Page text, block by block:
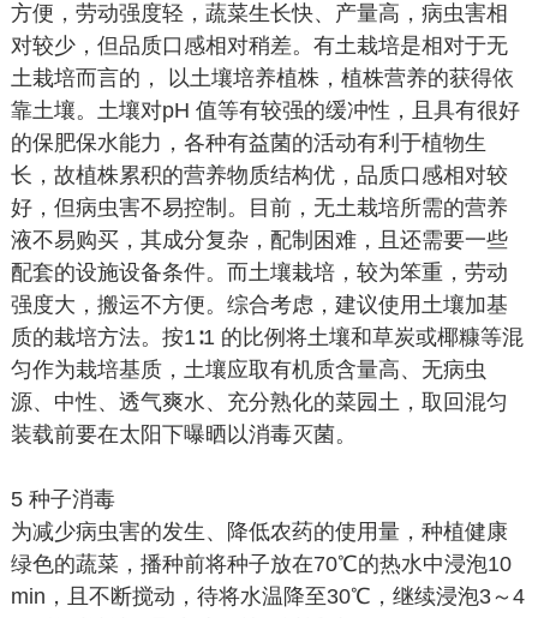
方便，劳动强度轻，蔬菜生长快、产量高，病虫害相
对较少，但品质口感相对稍差。有土栽培是相对于无
土栽培而言的， 以土壤培养植株，植株营养的获得依
靠土壤。土壤对pH 值等有较强的缓冲性，且具有很好
的保肥保水能力，各种有益菌的活动有利于植物生
长，故植株累积的营养物质结构优，品质口感相对较
好，但病虫害不易控制。目前，无土栽培所需的营养
液不易购买，其成分复杂，配制困难，且还需要一些
配套的设施设备条件。而土壤栽培，较为笨重，劳动
强度大，搬运不方便。综合考虑，建议使用土壤加基
质的栽培方法。按1∶1 的比例将土壤和草炭或椰糠等混
匀作为栽培基质，土壤应取有机质含量高、无病虫
源、中性、透气爽水、充分熟化的菜园土，取回混匀
装载前要在太阳下曝晒以消毒灭菌。
5 种子消毒
为减少病虫害的发生、降低农药的使用量，种植健康
绿色的蔬菜，播种前将种子放在70℃的热水中浸泡10
min，且不断搅动，待将水温降至30℃，继续浸泡3～4